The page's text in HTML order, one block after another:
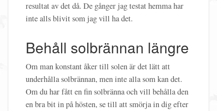
resultat av det då. De gånger jag testat hemma har
inte alls blivit som jag vill ha det.
Behåll solbrännan längre
Om man konstant åker till solen är det lätt att
underhålla solbrännan, men inte alla som kan det.
Om du har fått en fin solbränna och vill behålla den
en bra bit in på hösten, se till att smörja in dig efter